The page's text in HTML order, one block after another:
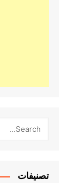
تصنيفات